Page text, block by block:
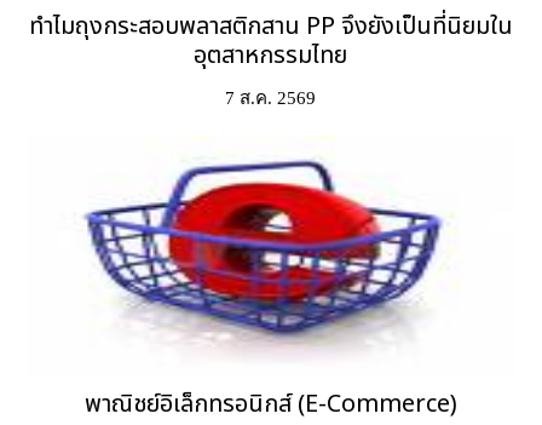
ทำไมถุงกระสอบพลาสติกสาน PP จึงยังเป็นที่นิยมใน
อุตสาหกรรมไทย
7 ส.ค. 2569
พาณิชย์อิเล็กทรอนิกส์ (E-Commerce)